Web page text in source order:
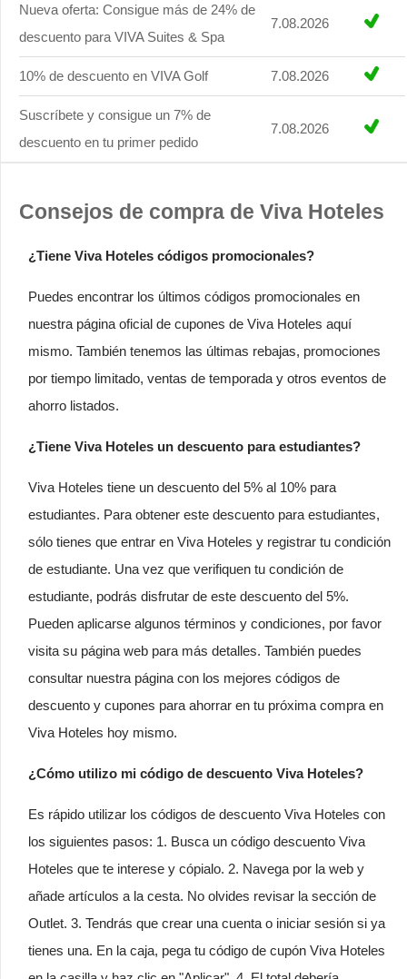
Nueva oferta: Consigue más de 24% de
descuento para VIVA Suites & Spa
7.08.2026
10% de descuento en VIVA Golf 7.08.2026
Suscríbete y consigue un 7% de
descuento en tu primer pedido
7.08.2026
Consejos de compra de Viva Hoteles
¿Tiene Viva Hoteles códigos promocionales?
Puedes encontrar los últimos códigos promocionales en
nuestra página oficial de cupones de Viva Hoteles aquí
mismo. También tenemos las últimas rebajas, promociones
por tiempo limitado, ventas de temporada y otros eventos de
ahorro listados.
¿Tiene Viva Hoteles un descuento para estudiantes?
Viva Hoteles tiene un descuento del 5% al 10% para
estudiantes. Para obtener este descuento para estudiantes,
sólo tienes que entrar en Viva Hoteles y registrar tu condición
de estudiante. Una vez que verifiquen tu condición de
estudiante, podrás disfrutar de este descuento del 5%.
Pueden aplicarse algunos términos y condiciones, por favor
visita su página web para más detalles. También puedes
consultar nuestra página con los mejores códigos de
descuento y cupones para ahorrar en tu próxima compra en
Viva Hoteles hoy mismo.
¿Cómo utilizo mi código de descuento Viva Hoteles?
Es rápido utilizar los códigos de descuento Viva Hoteles con
los siguientes pasos: 1. Busca un código descuento Viva
Hoteles que te interese y cópialo. 2. Navega por la web y
añade artículos a la cesta. No olvides revisar la sección de
Outlet. 3. Tendrás que crear una cuenta o iniciar sesión si ya
tienes una. En la caja, pega tu código de cupón Viva Hoteles